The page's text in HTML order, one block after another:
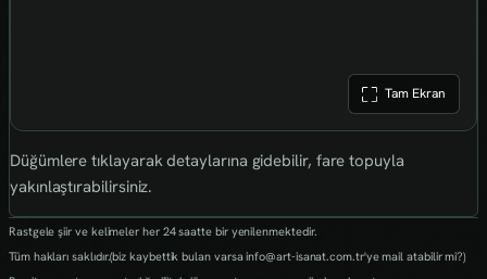
Tam Ekran
Düğümlere tıklayarak detaylarına gidebilir, fare topuyla
yakınlaştırabilirsiniz.
Rastgele şiir ve kelimeler her 24 saatte bir yenilenmektedir.
Tüm hakları saklıdır.(biz kaybettik bulan varsa info@art-isanat.com.tr'ye mail atabilir mi?)